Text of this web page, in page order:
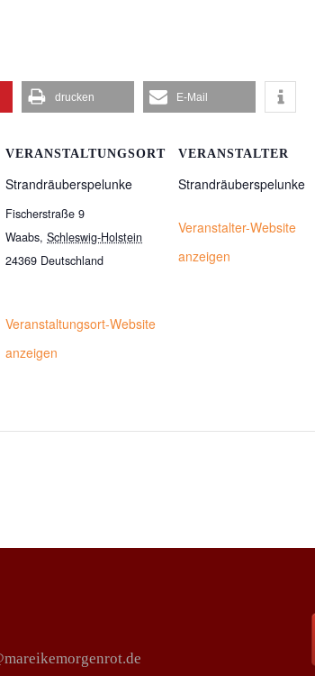
drucken E-Mail
VERANSTALTUNGSORT
Strandräuberspelunke
Fischerstraße 9
Waabs, Schleswig-Holstein
24369 Deutschland
Veranstaltungsort-Website
anzeigen
VERANSTALTER
Strandräuberspelunke
Veranstalter-Website
anzeigen